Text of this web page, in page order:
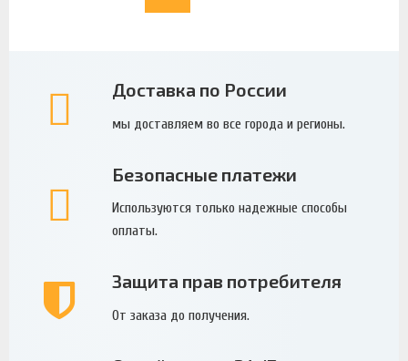
Доставка по России
мы доставляем во все города и регионы.
Безопасные платежи
Используются только надежные способы
оплаты.
Защита прав потребителя
От заказа до получения.